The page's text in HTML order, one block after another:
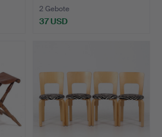
2 Gebote
37 USD